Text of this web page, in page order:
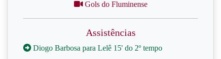
Gols do Fluminense
Assistências
Diogo Barbosa para Lelê 15' do 2º tempo